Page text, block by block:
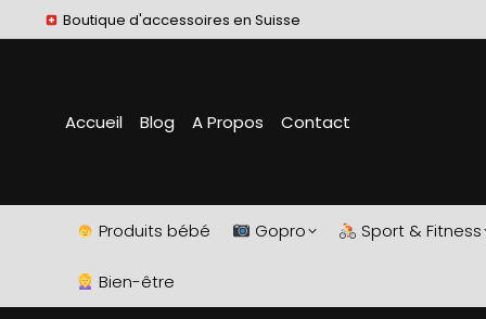
Boutique d'accessoires en Suisse
Accueil Blog A Propos Contact
Produits bébé Gopro Sport & Fitness
Bien-être